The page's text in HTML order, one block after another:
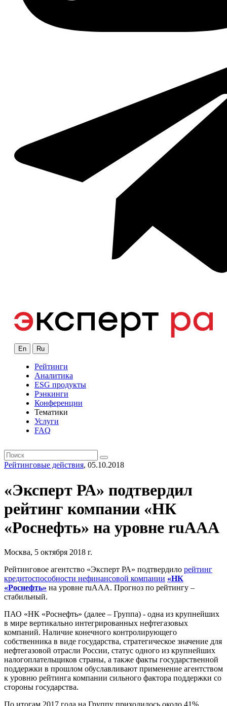
En Ru
Рейтинги
Аналитика
ESG продукты
Рэнкинги
Конференции
Тематики
Услуги
FAQ
Рейтинговые действия, 05.10.2018
«Эксперт РА» подтвердил
рейтинг компании «НК
«Роснефть» на уровне ruAAA
Москва, 5 октября 2018 г.
Рейтинговое агентство «Эксперт РА» подтвердило рейтинг
кредитоспособности нефинансовой компании «НК
«Роснефть» на уровне ruAAA. Прогноз по рейтингу –
стабильный.
ПАО «НК «Роснефть» (далее – Группа) - одна из крупнейших
в мире вертикально интегрированных нефтегазовых
компаний. Наличие конечного контролирующего
собственника в виде государства, стратегическое значение для
нефтегазовой отрасли России, статус одного из крупнейших
налогоплательщиков страны, а также факты государственной
поддержки в прошлом обуславливают применение агентством
к уровню рейтинга компании сильного фактора поддержки со
стороны государства.